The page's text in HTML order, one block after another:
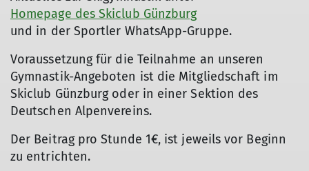
Homepage des Skiclub Günzburg
und in der Sportler WhatsApp-Gruppe.
Voraussetzung für die Teilnahme an unseren
Gymnastik-Angeboten ist die Mitgliedschaft im
Skiclub Günzburg oder in einer Sektion des
Deutschen Alpenvereins.
Der Beitrag pro Stunde 1€, ist jeweils vor Beginn
zu entrichten.